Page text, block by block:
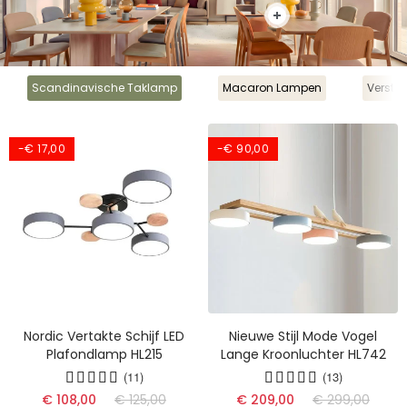
Scandinavische Taklamp Macaron Lampen
-€ 17,00
Nordic Vertakte Schijf LED
Plafondlamp HL215
(11)
€ 108,00 € 125,00
-€ 90,00
Nieuwe Stijl Mode Vogel
Lange Kroonluchter HL742
(13)
€ 209,00 € 299,00
(17)